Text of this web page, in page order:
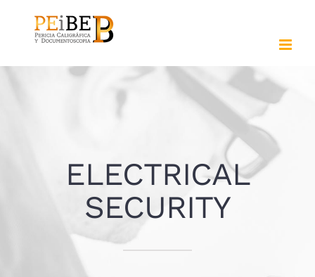
ELECTRICAL
SECURITY